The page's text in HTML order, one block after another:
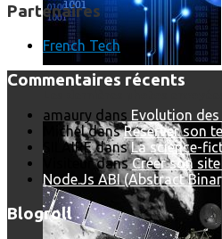
Partenaires
French Tech
Commentaires récents
amaury dans Evolution
MicheldansRéserver son
SILAIREdansLa science-
VisiteurdansCréer son
Node.Js ABI (Abstract
Blogroll